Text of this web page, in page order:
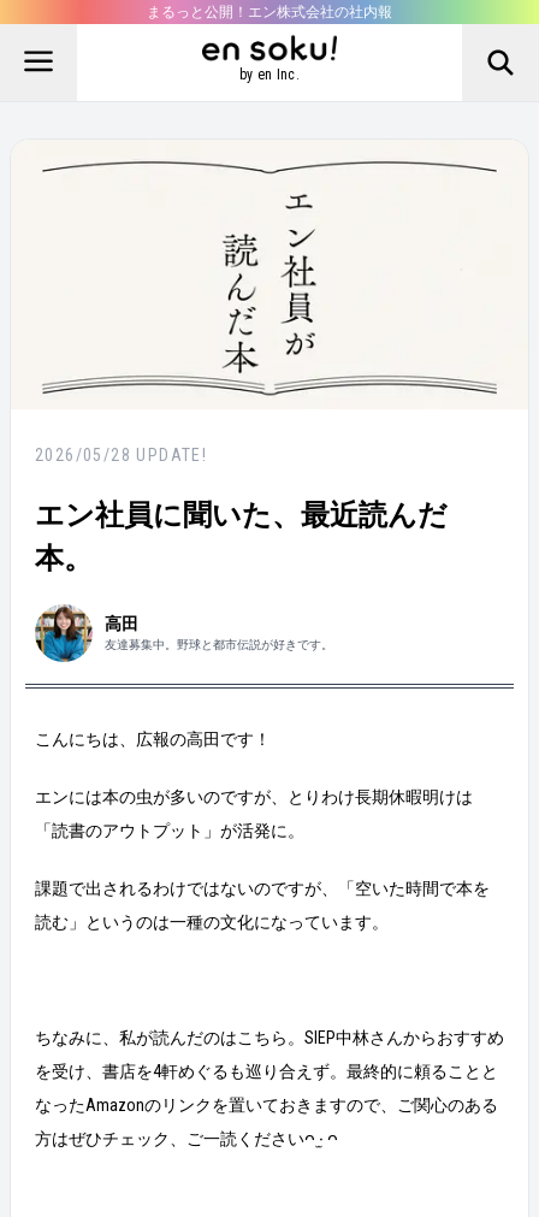
まるっと公開！エン株式会社の社内報
by en Inc.
2026/05/28 UPDATE!
エン社員に聞いた、最近読んだ
本。
高田
友達募集中。野球と都市伝説が好きです。
こんにちは、広報の高田です！
エンには本の虫が多いのですが、とりわけ長期休暇明けは
「読書のアウトプット」が活発に。
課題で出されるわけではないのですが、「空いた時間で本を
読む」というのは一種の文化になっています。
ちなみに、私が読んだのはこちら。SIEP中林さんからおすすめ
を受け、書店を4軒めぐるも巡り合えず。最終的に頼ることと
なったAmazonのリンクを置いておきますので、ご関心のある
方はぜひチェック、ご一読くださいᴖ ·̫ ᴖ